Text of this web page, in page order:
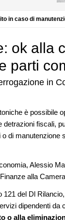
in caso di
ok alla
parti
in
è possibile
fiscali,
di manutenzione
Alessio
alla
del Dl
dipendenti da
o alla
09
Il
Con
Un
sul